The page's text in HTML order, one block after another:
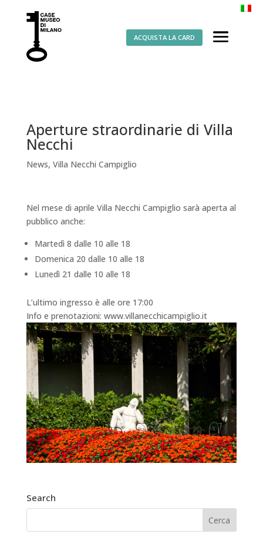
ACQUISTA LA CARD
Aperture straordinarie di Villa
Necchi
News, Villa Necchi Campiglio
Nel mese di aprile Villa Necchi Campiglio sarà aperta al
pubblico anche:
Martedì 8 dalle 10 alle 18
Domenica 20 dalle 10 alle 18
Lunedì 21 dalle 10 alle 18
L’ultimo ingresso è alle ore 17:00
Info e prenotazioni: www.villanecchicampiglio.it
Search